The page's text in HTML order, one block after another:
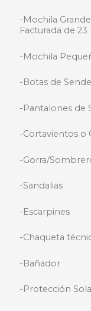
-Mochila
Facturada de 23
-Mochila
-Botas de
-Pantalones de
-Cortavientos o
-Gorra/
-Sandalias
-Escarpines
-Chaqueta
-Bañador
-Protección